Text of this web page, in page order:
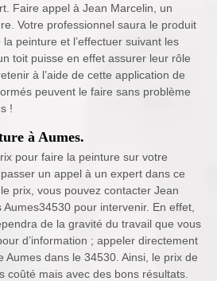
Faire appel à Jean Marcelin, un
Votre professionnel saura le produit
peinture et l’effectuer suivant les
toit puisse en effet assurer leur rôle
à l’aide de cette application de
peuvent le faire sans problème
!
à Aumes.
pour faire la peinture sur votre
un appel à un expert dans ce
prix, vous pouvez contacter Jean
pour intervenir. En effet,
de la gravité du travail que vous
d’information ; appeler directement
Aumes dans le 34530. Ainsi, le prix de
coûté mais avec des bons résultats.